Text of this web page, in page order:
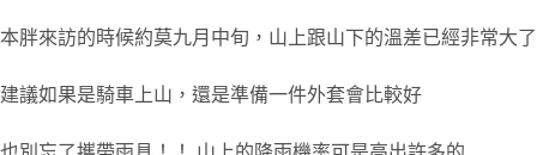
本胖來訪的時候約莫九月中旬，山上跟山下的溫差已經非常大了
建議如果是騎車上山，還是準備一件外套會比較好